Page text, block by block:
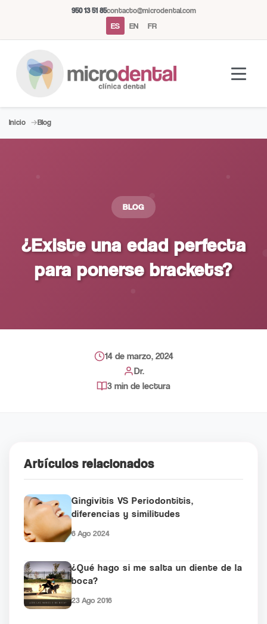
950 13 51 85contacto@microdental.com
ES EN FR
Inicio Blog
BLOG
¿Existe una edad perfecta
para ponerse brackets?
14 de marzo, 2024
Dr.
3 min de lectura
Artículos relacionados
Gingivitis VS Periodontitis,
diferencias y similitudes
6 Ago 2024
¿Qué hago si me salta un diente de la
boca?
23 Ago 2016
Hoy